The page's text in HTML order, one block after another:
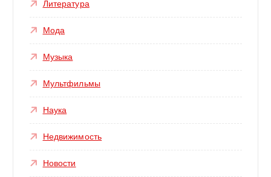
Литература
Мода
Музыка
Мультфильмы
Наука
Недвижимость
Новости